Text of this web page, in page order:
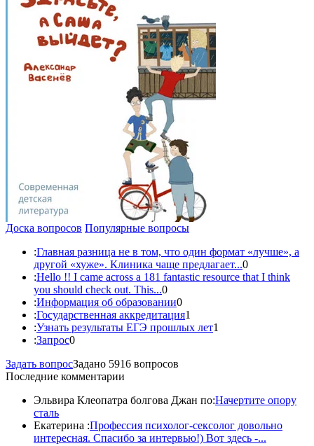
Доска вопросов Популярные вопросы
:Главная разница не в том, что один формат «лучше», а
другой «хуже». Клиника чаще предлагает...0
:Hello !! I came across a 181 fantastic resource that I think
you should check out. This...0
:Информация об образовании0
:Государственная аккредитация1
:Узнать результаты ЕГЭ прошлых лет1
:Запрос0
Задать вопросЗадано 5916 вопросов
Последние комментарии
Эльвира Клеопатра болгова Джан по:Начертите опору
сталь
Екатерина :Профессия психолог-сексолог довольно
интересная. Спасибо за интервью!) Вот здесь -...